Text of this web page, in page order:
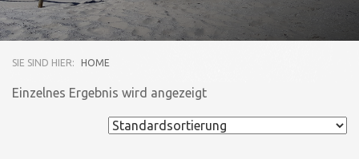
SIE SIND HIER: HOME
Einzelnes Ergebnis wird angezeigt